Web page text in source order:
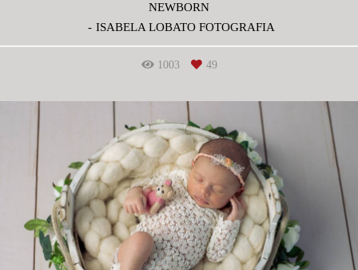
NEWBORN
ISABELA LOBATO FOTOGRAFIA
1003 49